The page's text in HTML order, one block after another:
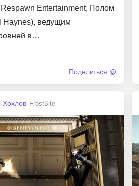
Entertainment, Полом
Haynes), ведущим
в…
Поделиться @
Хохлов FrostBite